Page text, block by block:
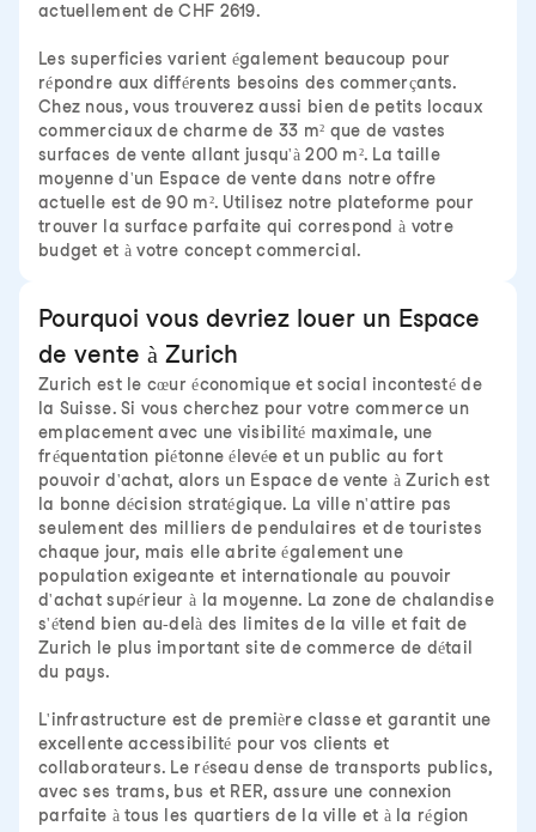
actuellement de CHF 2619.
Les superficies varient également beaucoup pour
répondre aux différents besoins des commerçants.
Chez nous, vous trouverez aussi bien de petits locaux
commerciaux de charme de 33 m² que de vastes
surfaces de vente allant jusqu'à 200 m². La taille
moyenne d'un Espace de vente dans notre offre
actuelle est de 90 m². Utilisez notre plateforme pour
trouver la surface parfaite qui correspond à votre
budget et à votre concept commercial.
Pourquoi vous devriez louer un Espace
de vente à Zurich
Zurich est le cœur économique et social incontesté de
la Suisse. Si vous cherchez pour votre commerce un
emplacement avec une visibilité maximale, une
fréquentation piétonne élevée et un public au fort
pouvoir d'achat, alors un Espace de vente à Zurich est
la bonne décision stratégique. La ville n'attire pas
seulement des milliers de pendulaires et de touristes
chaque jour, mais elle abrite également une
population exigeante et internationale au pouvoir
d'achat supérieur à la moyenne. La zone de chalandise
s'étend bien au-delà des limites de la ville et fait de
Zurich le plus important site de commerce de détail
du pays.
L'infrastructure est de première classe et garantit une
excellente accessibilité pour vos clients et
collaborateurs. Le réseau dense de transports publics,
avec ses trams, bus et RER, assure une connexion
parfaite à tous les quartiers de la ville et à la région